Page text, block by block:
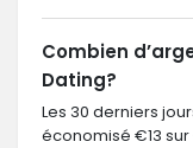
Combien
Dating?
Les 30 derniers
économisé €13